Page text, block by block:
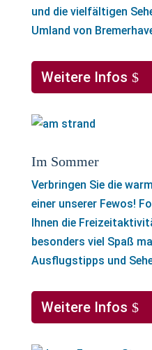
und die vielfältigen
Umland von
Weitere Infos
Im Sommer
Verbringen Sie die
einer unserer Fewos!
Ihnen die
besonders viel Spaß
Ausflugstipps und
Weitere Infos